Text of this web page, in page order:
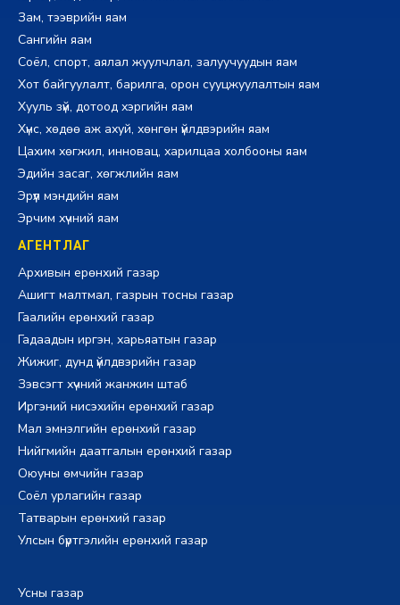
Зам, тээврийн яам
Сангийн яам
Соёл, спорт, аялал жуулчлал, залуучуудын яам
Хот байгуулалт, барилга, орон сууцжуулалтын яам
Хууль зүй, дотоод хэргийн яам
Хүнс, хөдөө аж ахуй, хөнгөн үйлдвэрийн яам
Цахим хөгжил, инновац, харилцаа холбооны яам
Эдийн засаг, хөгжлийн яам
Эрүүл мэндийн яам
Эрчим хүчний яам
АГЕНТЛАГ
Архивын ерөнхий газар
Ашигт малтмал, газрын тосны газар
Гаалийн ерөнхий газар
Гадаадын иргэн, харьяатын газар
Жижиг, дунд үйлдвэрийн газар
Зэвсэгт хүчний жанжин штаб
Иргэний нисэхийн ерөнхий газар
Мал эмнэлгийн ерөнхий газар
Нийгмийн даатгалын ерөнхий газар
Оюуны өмчийн газар
Соёл урлагийн газар
Татварын ерөнхий газар
Улсын бүртгэлийн ерөнхий газар
Усны газар